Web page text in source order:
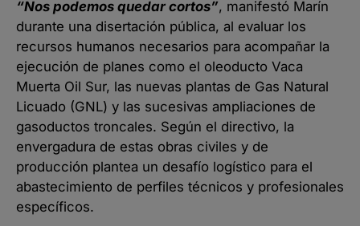
“Nos podemos quedar cortos”, manifestó Marín
durante una disertación pública, al evaluar los
recursos humanos necesarios para acompañar la
ejecución de planes como el oleoducto Vaca
Muerta Oil Sur, las nuevas plantas de Gas Natural
Licuado (GNL) y las sucesivas ampliaciones de
gasoductos troncales. Según el directivo, la
envergadura de estas obras civiles y de
producción plantea un desafío logístico para el
abastecimiento de perfiles técnicos y profesionales
específicos.